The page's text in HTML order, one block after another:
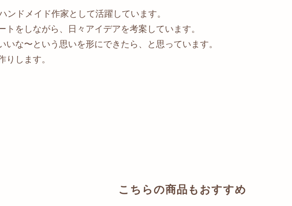
ドメイド作家として活躍しています。
をしながら、日々アイデアを考案しています。
な〜という思いを形にできたら、と思っています。
します。
こちらの商品もおすすめ